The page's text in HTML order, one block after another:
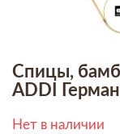
Спицы,
ADDI
Нет в наличии